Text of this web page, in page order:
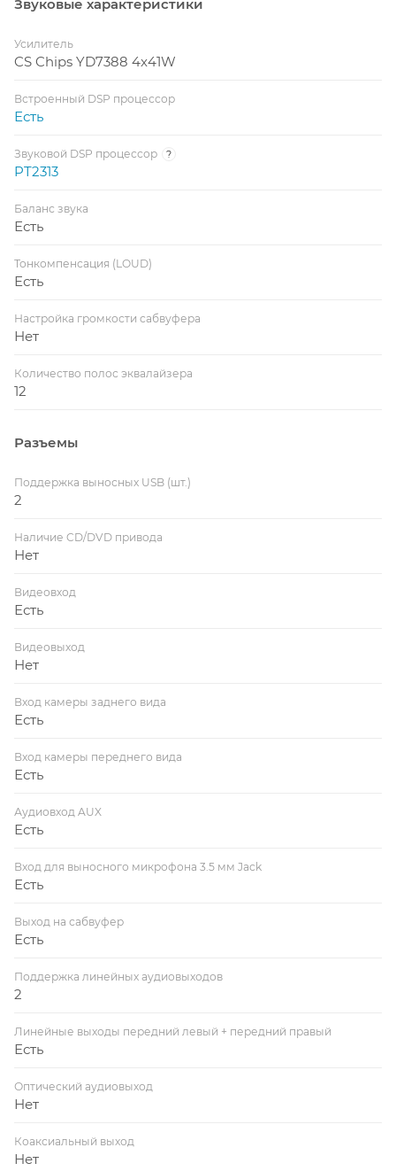
Звуковые характеристики
Усилитель
CS Chips YD7388 4x41W
Встроенный DSP процессор
Есть
Звуковой DSP процессор ?
PT2313
Баланс звука
Есть
Тонкомпенсация (LOUD)
Есть
Настройка громкости сабвуфера
Нет
Количество полос эквалайзера
12
Разъемы
Поддержка выносных USB (шт.)
2
Наличие CD/DVD привода
Нет
Видеовход
Есть
Видеовыход
Нет
Вход камеры заднего вида
Есть
Вход камеры переднего вида
Есть
Аудиовход AUX
Есть
Вход для выносного микрофона 3.5 мм Jack
Есть
Выход на сабвуфер
Есть
Поддержка линейных аудиовыходов
2
Линейные выходы передний левый + передний правый
Есть
Оптический аудиовыход
Нет
Коаксиальный выход
Нет